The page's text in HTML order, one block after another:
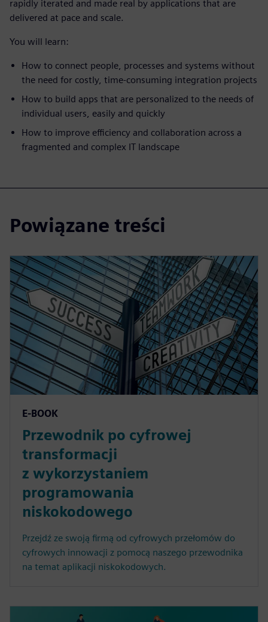
rapidly iterated and made real by applications that are
delivered at pace and scale.
You will learn:
How to connect people, processes and systems without
the need for costly, time-consuming integration projects
How to build apps that are personalized to the needs of
individual users, easily and quickly
How to improve efficiency and collaboration across a
fragmented and complex IT landscape
Powiązane treści
E-BOOK
Przewodnik po cyfrowej
transformacji
z wykorzystaniem
programowania
niskokodowego
Przejdź ze swoją firmą od cyfrowych przełomów do
cyfrowych innowacji z pomocą naszego przewodnika
na temat aplikacji niskokodowych.